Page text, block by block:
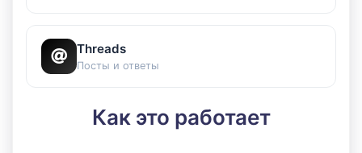
Threads
Посты и ответы
Как это работает